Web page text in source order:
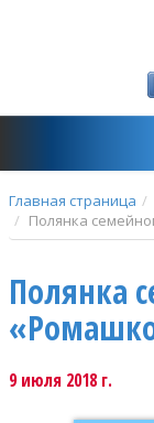
Главная страница
Полянка
Полянка
9 июля 2018 г.